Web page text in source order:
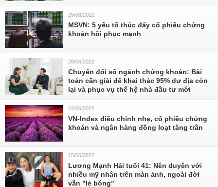
25/08/2022
MSVN: 5 yếu tố thúc đẩy cổ phiếu chứng
khoán hồi phục mạnh
28/06/2022
Chuyển đổi số ngành chứng khoán: Bài
toán cần giải để khai thác 95% dư địa còn
lại và phục vụ thế hệ nhà đầu tư mới
22/06/2022
VN-Index điều chỉnh nhẹ, cổ phiếu chứng
khoán và ngân hàng đồng loạt tăng trần
15/06/2022
Lương Mạnh Hải tuổi 41: Nên duyên với
nhiều mỹ nhân trên màn ảnh, ngoài đời
vẫn "lẻ bóng"